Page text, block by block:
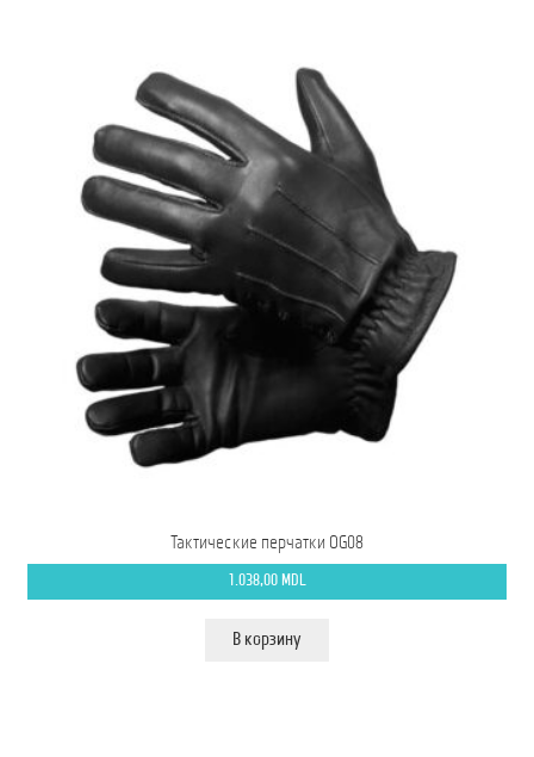
Тактические перчатки OG08
1.038,00 MDL
В корзину